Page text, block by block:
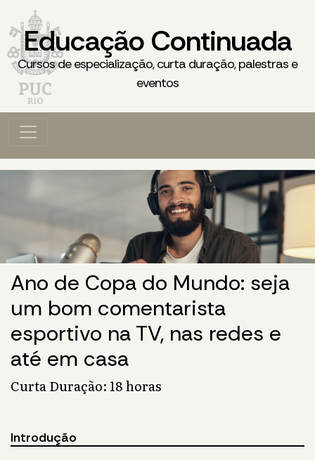
Educação Continuada
Cursos de especialização, curta duração, palestras e
eventos
Ano de Copa do Mundo: seja
um bom comentarista
esportivo na TV, nas redes e
até em casa
Curta Duração: 18 horas
Introdução